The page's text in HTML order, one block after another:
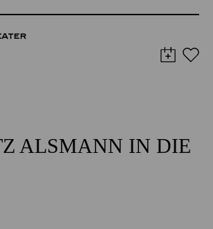
ALSMANN IN DIE